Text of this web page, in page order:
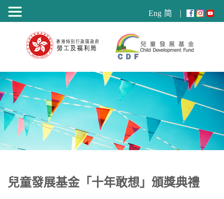
目
錄
Eng 简
兒童發展基金「十年敢想」頒獎典禮